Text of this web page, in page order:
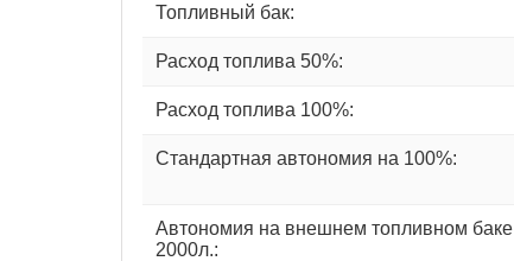
Топливный бак:
Расход топлива 50%:
Расход топлива 100%:
Стандартная автономия на 100%:
Автономия на внешнем топливном баке
2000л.: